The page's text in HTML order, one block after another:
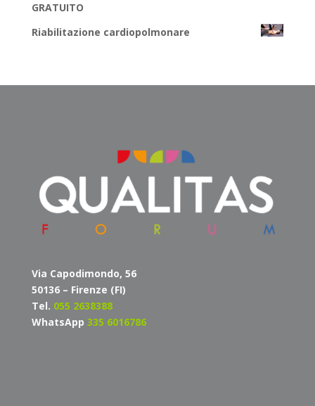
GRATUITO
Riabilitazione cardiopolmonare
Via Capodimondo, 56
50136 – Firenze (FI)
Tel. 055 2638388
WhatsApp 335 6016786